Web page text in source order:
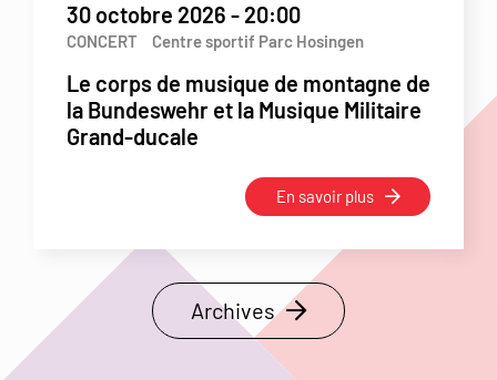
30 octobre 2026 - 20:00
CONCERT Centre sportif Parc Hosingen
Le corps de musique de montagne de
la Bundeswehr et la Musique Militaire
Grand-ducale
En savoir plus
Archives